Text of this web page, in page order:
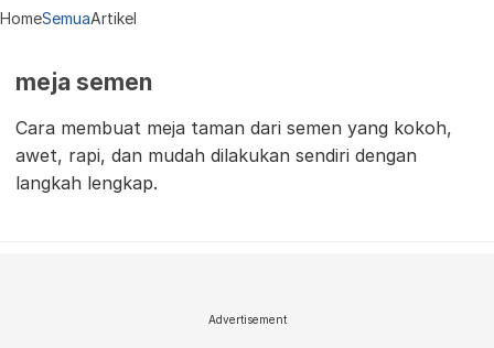
HomeSemuaArtikel
meja semen
Cara membuat meja taman dari semen yang kokoh,
awet, rapi, dan mudah dilakukan sendiri dengan
langkah lengkap.
Advertisement